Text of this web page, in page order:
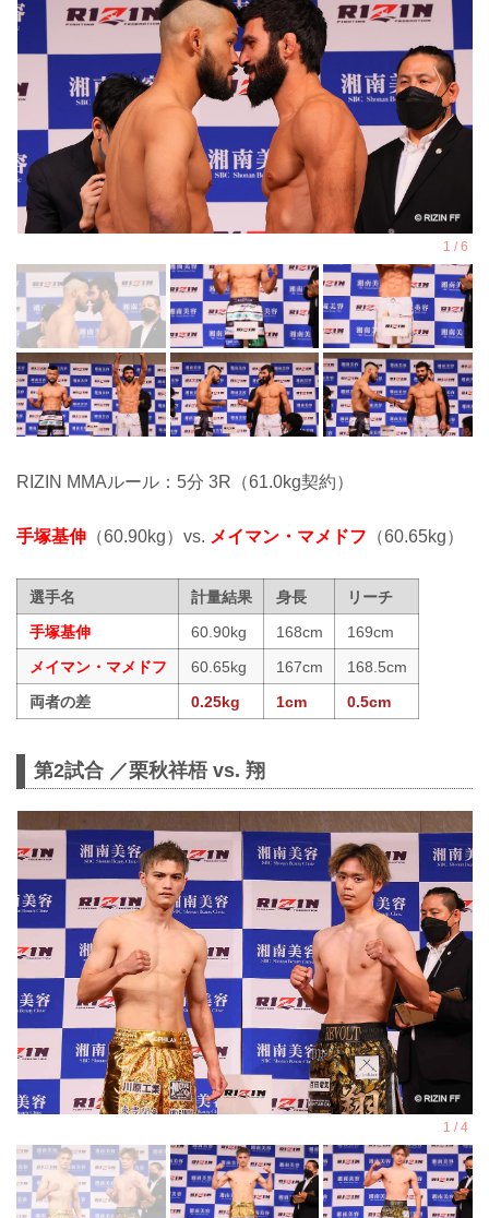
RIZIN MMAルール：5分 3R（61.0kg契約）
手塚基伸 （60.90kg）vs. メイマン・マメドフ （60.65kg）
選手名 計量結果 身長
リーチ
手塚基伸
60.90kg 168cm
169cm
メイマン・マメドフ
60.65kg 167cm
168.5cm
両者の差
0.25kg 1cm 0.5cm
第2試合 ／栗秋祥梧 vs. 翔